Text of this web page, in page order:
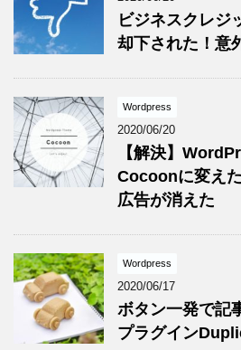
ビジネスクレジ
却下された！意
Wordpress
2020/06/20
【解決】
Cocoonに変え
広告が消えた
Wordpress
2020/06/17
ボタン一発で記
プラグイン